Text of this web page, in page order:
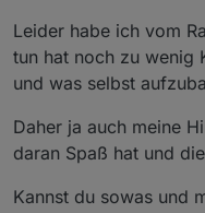
Leider habe ich vom
tun hat noch zu wenig
und was selbst
Daher ja auch meine
daran Spaß hat und
Kannst du sowas und